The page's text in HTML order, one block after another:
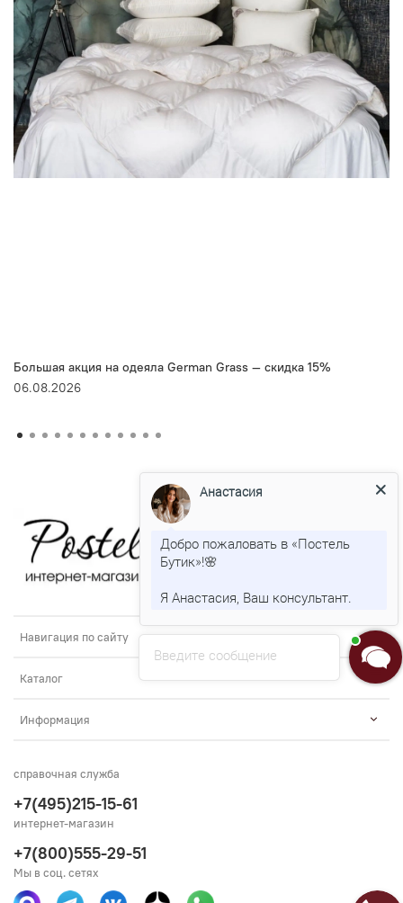
Большая акция на одеяла German Grass — скидка 15%
06.08.2026
Навигация по сайту
Каталог
Информация
справочная служба
+7(495)215-15-61
интернет-магазин
+7(800)555-29-51
Мы в соц. сетях
Введите сообщение
Анастасия
Добро пожаловать в «Постель
Бутик»!🌸
Я Анастасия, Ваш консультант.